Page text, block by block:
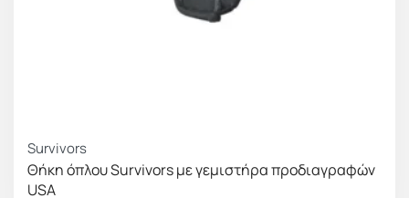
Survivors
Θήκη όπλου Survivors με γεμιστήρα προδιαγραφών
USA